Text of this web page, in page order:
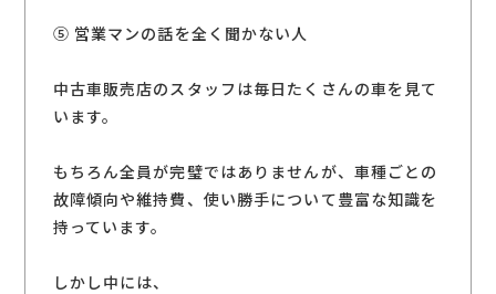
⑤ 営業マンの話を全く聞かない人
中古車販売店のスタッフは毎日たくさんの車を見て
います。
もちろん全員が完璧ではありませんが、車種ごとの
故障傾向や維持費、使い勝手について豊富な知識を
持っています。
しかし中には、